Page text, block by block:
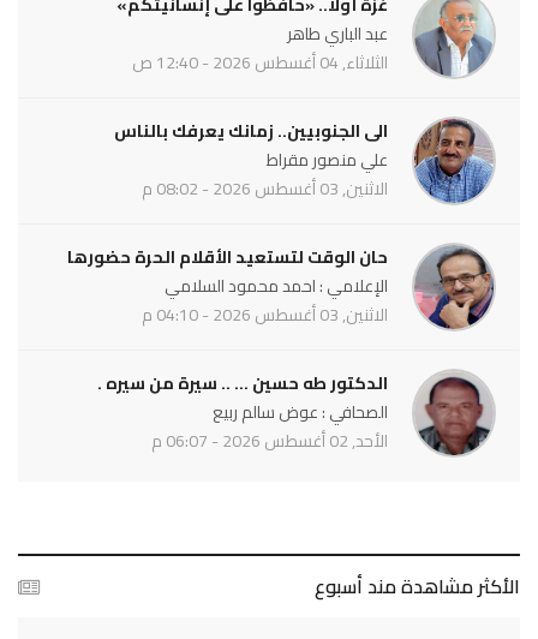
عبد الباري طاهر
الثلاثاء, 04 أغسطس 2026 - 12:40 ص
الى الجنوبيين.. زمانك يعرفك بالناس
علي منصور مقراط
الاثنين, 03 أغسطس 2026 - 08:02 م
حان الوقت لتستعيد الأقلام الحرة حضورها
الإعلامي : احمد محمود السلامي
الاثنين, 03 أغسطس 2026 - 04:10 م
الدكتور طه حسين ... .. سيرة من سيره .
الصحافي : عوض سالم ربيع
الأحد, 02 أغسطس 2026 - 06:07 م
الأكثر مشاهدة مند أسبوع